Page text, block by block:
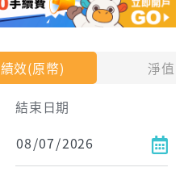
績效(原幣)
淨值
結束日期